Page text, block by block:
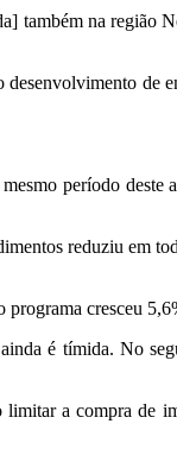
também na região
de
período
reduziu em
cresceu
é tímida. No
a compra de